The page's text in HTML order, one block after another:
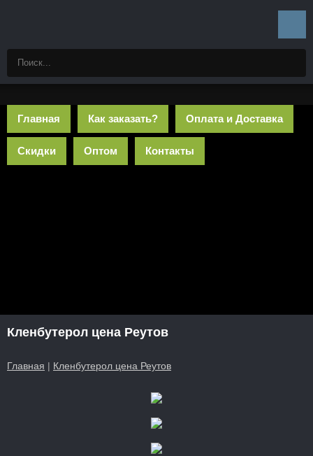
Главная Как заказать? Оплата и Доставка
Скидки Оптом Контакты
Кленбутерол цена Реутов
Главная | Кленбутерол цена Реутов